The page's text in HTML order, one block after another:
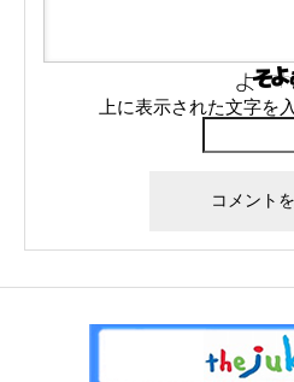
上に表示された文字を